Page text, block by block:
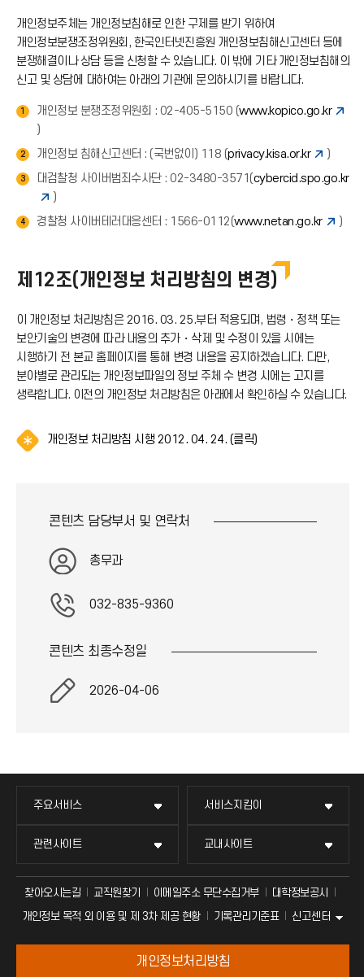
개인정보주체는 개인정보침해로 인한 구제를 받기 위하여
개인정보분쟁조정위원회, 한국인터넷진흥원 개인정보침해신고센터 등에
분쟁해결이나 상담 등을 신청할 수 있습니다. 이 밖에 기타 개인정보침해의
신고 및 상담에 대하여는 아래의 기관에 문의하시기를 바랍니다.
1 개인정보 분쟁조정위원회 : 02-405-5150 (www.kopico.go.kr
)
2 개인정보 침해신고센터 : (국번없이) 118 (privacy.kisa.or.kr )
3 대검찰청 사이버범죄수사단 : 02-3480-3571(cybercid.spo.go.kr
)
4 경찰청 사이버테러대응센터 : 1566-0112(www.netan.go.kr )
제12조(개인정보 처리방침의 변경)
이 개인정보 처리방침은 2016. 03. 25.부터 적용되며, 법령・정책 또는
보안기술의 변경에 따라 내용의 추가・삭제 및 수정이 있을 시에는
시행하기 전 본교 홈페이지를 통해 변경 내용을 공지하겠습니다. 다만,
분야별로 관리되는 개인정보파일의 정보 주체 수 변경 시에는 고지를
생략합니다. 이전의 개인정보 처리방침은 아래에서 확인하실 수 있습니다.
개인정보 처리방침 시행 2012. 04. 24. (클릭)알
이
콘텐츠 담당부서 및 연락처
총무과
032-835-9360
콘텐츠 최종수정일
2026-04-06
주요서비스 서비스지킴이
관련사이트 교내사이트
찾아오시는길 교직원찾기 이메일주소 무단수집거부
대학정보공시
개인정보 목적 외 이용 및 제 3차 제공 현황
기록관리기준표 신고센터
개인정보처리방침